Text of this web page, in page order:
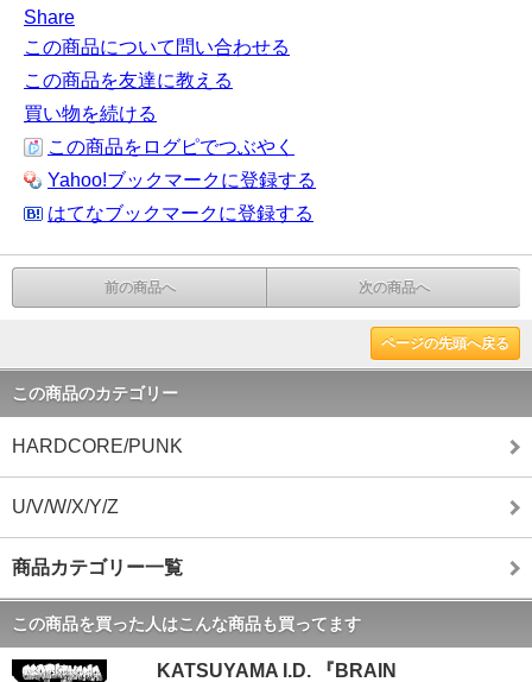
Share
この商品について問い合わせる
この商品を友達に教える
買い物を続ける
この商品をログピでつぶやく
Yahoo!ブックマークに登録する
はてなブックマークに登録する
前の商品へ 次の商品へ
ページの先頭へ戻る
この商品のカテゴリー
HARDCORE/PUNK
U/V/W/X/Y/Z
商品カテゴリー一覧
この商品を買った人はこんな商品も買ってます
KATSUYAMA I.D. 『BRAIN